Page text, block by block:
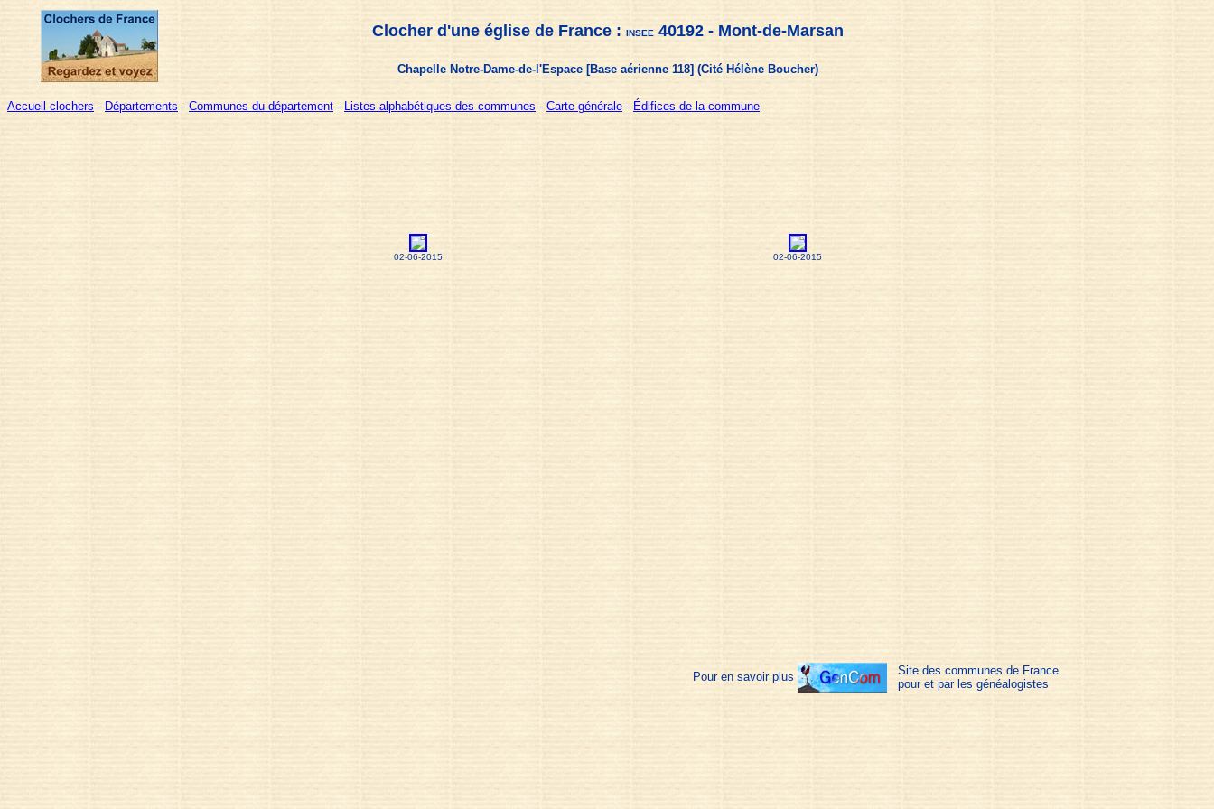
Clocher d'une église de France : INSEE40192 - Mont-de-Marsan
Chapelle Notre-Dame-de-l'Espace [Base aérienne 118] (Cité Hélène Boucher)
Accueil clochers - Départements - Communes du département - Listes alphabétiques des communes - Carte générale - Édifices de la commune
02-06-2015 02-06-2015
Pour en savoir plus
Site des communes de France
pour et par les généalogistes